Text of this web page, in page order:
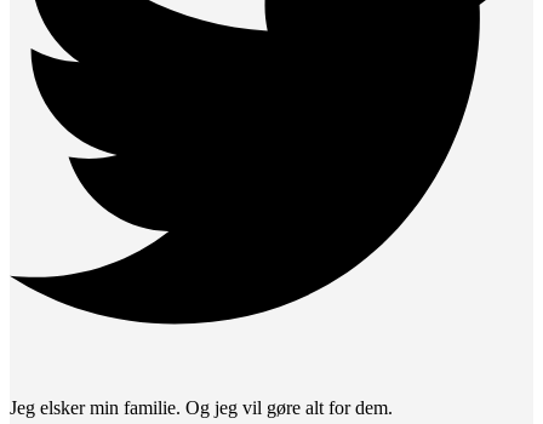
Jeg elsker min familie. Og jeg vil gøre alt for dem.